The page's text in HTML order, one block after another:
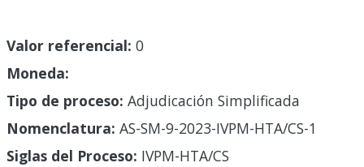
Valor referencial: 0
Moneda:
Tipo de proceso: Adjudicación Simplificada
Nomenclatura: AS-SM-9-2023-IVPM-HTA/CS-1
Siglas del Proceso: IVPM-HTA/CS